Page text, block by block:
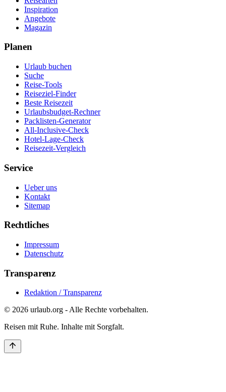
Inspiration
Angebote
Magazin
Planen
Urlaub buchen
Suche
Reise-Tools
Reiseziel-Finder
Beste Reisezeit
Urlaubsbudget-Rechner
Packlisten-Generator
All-Inclusive-Check
Hotel-Lage-Check
Reisezeit-Vergleich
Service
Ueber uns
Kontakt
Sitemap
Rechtliches
Impressum
Datenschutz
Transparenz
Redaktion / Transparenz
© 2026 urlaub.org - Alle Rechte vorbehalten.
Reisen mit Ruhe. Inhalte mit Sorgfalt.